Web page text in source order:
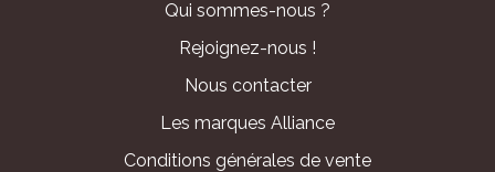
Qui sommes-nous ?
Rejoignez-nous !
Nous contacter
Les marques Alliance
Conditions générales de vente